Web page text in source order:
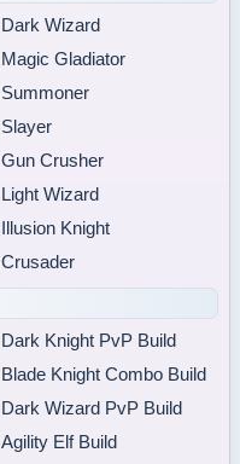
Dark Wizard
Magic Gladiator
Summoner
Slayer
Gun Crusher
Light Wizard
Illusion Knight
Crusader
Dark Knight PvP Build
Blade Knight Combo Build
Dark Wizard PvP Build
Agility Elf Build